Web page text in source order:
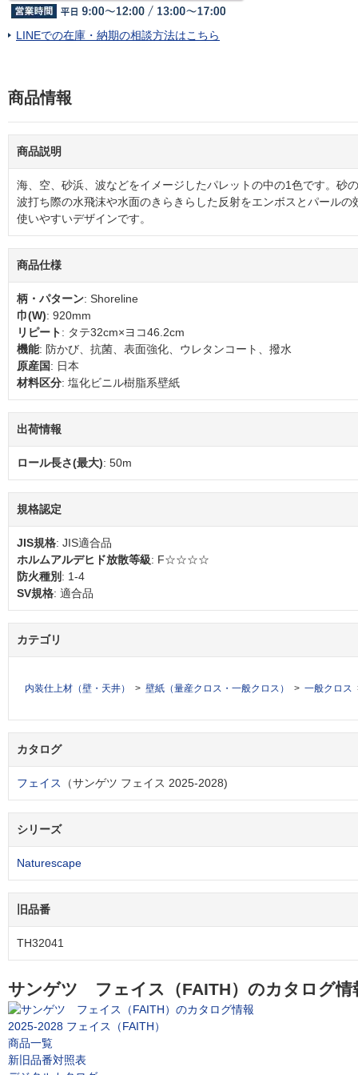
LINEでの在庫・納期の相談方法はこちら
商品情報
商品説明
海、空、砂浜、波などをイメージしたパレットの中の1色です。砂
波打ち際の水飛沫や水面のきらきらした反射をエンボスとパールの
使いやすいデザインです。
商品仕様
柄・パターン: Shoreline
巾(W): 920mm
リピート: タテ32cm×ヨコ46.2cm
機能: 防かび、抗菌、表面強化、ウレタンコート、撥水
原産国: 日本
材料区分: 塩化ビニル樹脂系壁紙
出荷情報
ロール長さ(最大): 50m
規格認定
JIS規格: JIS適合品
ホルムアルデヒド放散等級: F☆☆☆☆
防火種別 : 1-4
SV規格: 適合品
カテゴリ
内装仕上材（壁・天井） 壁紙（量産クロス・一般クロス） 一般クロス
カタログ
フェイス （サンゲツ フェイス 2025-2028)
シリーズ
Naturescape
旧品番
TH32041
サンゲツ フェイス（FAITH）のカタログ情
2025-2028 フェイス（FAITH）
商品一覧
新旧品番対照表